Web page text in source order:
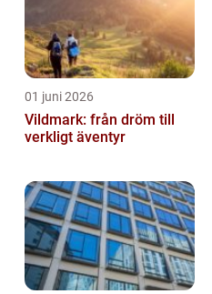
01 juni 2026
Vildmark: från dröm till
verkligt äventyr